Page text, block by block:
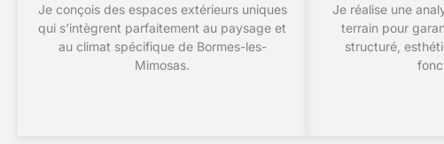
Je conçois des espaces extérieurs uniques
qui s’intègrent parfaitement au paysage et
au climat spécifique de Bormes-les-
Mimosas.
Je réalise une
terrain pour
structuré,